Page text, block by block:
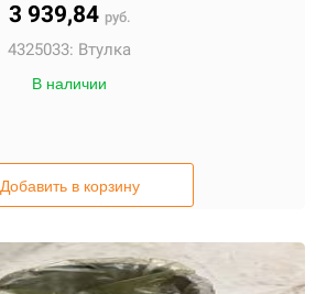
3 939,84 руб.
4325033: Втулка
В наличии
Добавить в корзину